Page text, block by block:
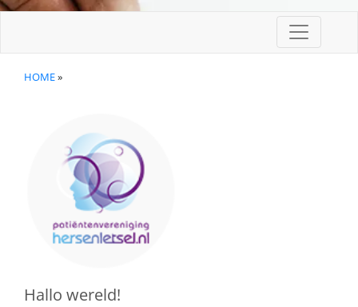
HOME»
Hallo wereld!